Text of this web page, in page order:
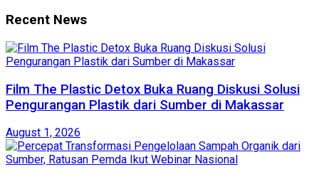
Recent News
Film The Plastic Detox Buka Ruang Diskusi Solusi
Pengurangan Plastik dari Sumber di Makassar
August 1, 2026